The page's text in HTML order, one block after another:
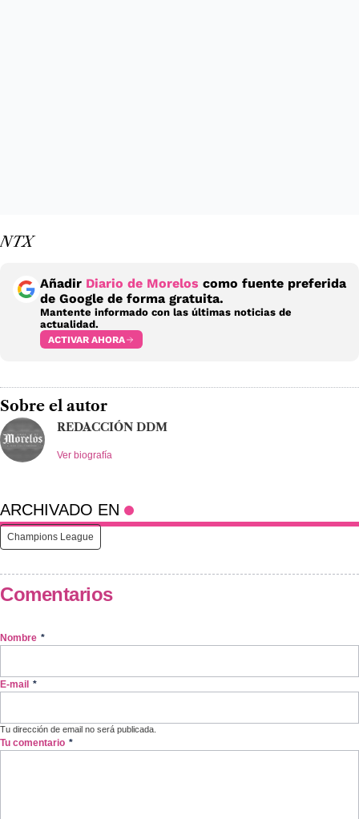
NTX
Añadir Diario de Morelos como fuente preferida
de Google de forma gratuita.
Mantente informado con las últimas noticias de
actualidad.
ACTIVAR AHORA
Sobre el autor
REDACCIÓN DDM
Ver biografía
ARCHIVADO EN
Champions League
Comentarios
Nombre *
E-mail *
Tu dirección de email no será publicada.
Tu comentario *